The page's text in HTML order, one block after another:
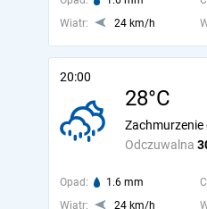
Wiatr:
24 km/h
20:00
28°C
Odczuwalna
Zachmurzenie
Opad: 1.6 mm
Wiatr:
24 km/h